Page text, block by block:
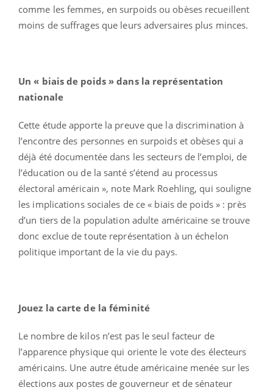
comme les femmes, en surpoids ou obèses recueillent
moins de suffrages que leurs adversaires plus minces.
Un « biais de poids » dans la représentation
nationale
Cette étude apporte la preuve que la discrimination à
l’encontre des personnes en surpoids et obèses qui a
déjà été documentée dans les secteurs de l’emploi, de
l’éducation ou de la santé s’étend au processus
électoral américain », note Mark Roehling, qui souligne
les implications sociales de ce « biais de poids » : près
d’un tiers de la population adulte américaine se trouve
donc exclue de toute représentation à un échelon
politique important de la vie du pays.
Jouez la carte de la féminité
Le nombre de kilos n’est pas le seul facteur de
l’apparence physique qui oriente le vote des électeurs
américains. Une autre étude américaine menée sur les
élections aux postes de gouverneur et de sénateur